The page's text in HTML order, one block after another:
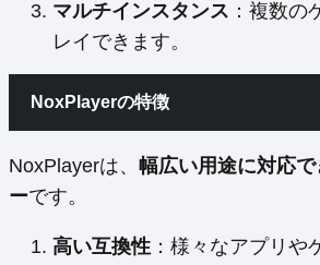
マルチインスタンス ：複数の
レイできます。
NoxPlayerの特徴
NoxPlayerは、 幅広い用途に対応
ーです。
高い互換性 ：様々なアプリや